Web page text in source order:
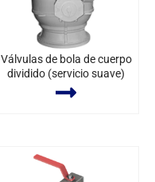
Válvulas de bola de cuerpo
dividido (servicio suave)